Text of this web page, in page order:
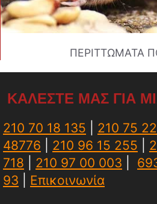
ΠΕΡΙΤΤΩΜΑΤΑ
ΚΑΛΕΣΤΕ ΜΑΣ ΓΙΑ
210 70 18 135 210 75
48776
210 96 15 255
718
210 97 00 003
93
Επικοινωνία